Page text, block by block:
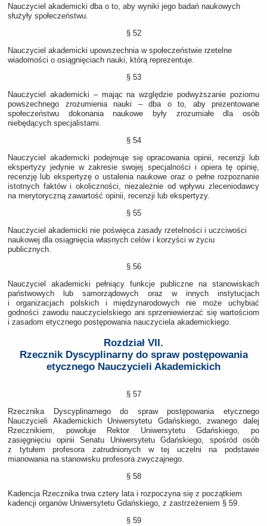
Nauczyciel akademicki dba o to, aby wyniki jego badań naukowych
służyły społeczeństwu.
§ 52
Nauczyciel akademicki upowszechnia w społeczeństwie rzetelne
wiadomości o osiągnięciach nauki, którą reprezentuje.
§ 53
Nauczyciel akademicki – mając na względzie podwyższanie poziomu
powszechnego zrozumienia nauki – dba o to, aby prezentowane
społeczeństwu dokonania naukowe były zrozumiałe dla osób
niebędących specjalistami.
§ 54
Nauczyciel akademicki podejmuje się opracowania opinii, recenzji lub
ekspertyzy jedynie w zakresie swojej specjalności i opiera tę opinię,
recenzję lub ekspertyzę o ustalenia naukowe oraz o pełne rozpoznanie
istotnych faktów i okoliczności, niezależnie od wpływu zleceniodawcy
na merytoryczną zawartość opinii, recenzji lub ekspertyzy.
§ 55
Nauczyciel akademicki nie poświęca zasady rzetelności i uczciwości
naukowej dla osiągnięcia własnych celów i korzyści w życiu
publicznych.
§ 56
Nauczyciel akademicki pełniący funkcje publiczne na stanowiskach
państwowych lub samorządowych oraz w innych instytucjach
i organizacjach polskich i międzynarodowych nie może uchybiać
godności zawodu nauczycielskiego ani sprzeniewierzać się wartościom
i zasadom etycznego postępowania nauczyciela akademickiego.
Rozdział VII.
Rzecznik Dyscyplinarny do spraw postępowania
etycznego Nauczycieli Akademickich
§ 57
Rzecznika Dyscyplinarnego do spraw postępowania etycznego
Nauczycieli Akademickich Uniwersytetu Gdańskiego, zwanego dalej
Rzecznikiem, powołuje Rektor Uniwersytetu Gdańskiego, po
zasięgnięciu opinii Senatu Uniwersytetu Gdańskiego, spośród osób
z tytułem profesora zatrudnionych w tej uczelni na podstawie
mianowania na stanowisku profesora zwyczajnego.
§ 58
Kadencja Rzecznika trwa cztery lata i rozpoczyna się z początkiem
kadencji organów Uniwersytetu Gdańskiego, z zastrzeżeniem § 59.
§ 59